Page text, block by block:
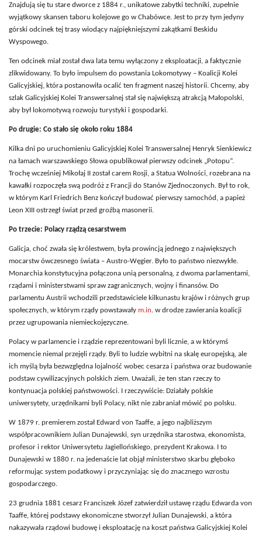
Znajdują się tu stare dworce z 1884 r., unikatowe zabytki techniki, zupełnie
wyjątkowy skansen taboru kolejowe go w Chabówce. Jest to przy tym jedyny
górski odcinek tej trasy wiodący najpiękniejszymi zakątkami Beskidu
Wyspowego.
Ten odcinek miał został dwa lata temu wyłączony z eksploatacji, a faktycznie
zlikwidowany. To było impulsem do powstania Lokomotywy – Koalicji Kolei
Galicyjskiej, która postanowiła ocalić ten fragment naszej historii. Chcemy, aby
szlak Galicyjskiej Kolei Transwersalnej stał się największą atrakcją Małopolski,
aby był lokomotywą rozwoju turystyki i gospodarki.
Po drugie: Co stało się około roku 1884
Kilka dni po uruchomieniu Galicyjskiej Kolei Transwersalnej Henryk Sienkiewicz
na łamach warszawskiego Słowa opublikował pierwszy odcinek „Potopu”.
Trochę wcześniej Mikołaj II został carem Rosji, a Statua Wolności, rozebrana na
kawałki rozpoczęła swą podróż z Francji do Stanów Zjednoczonych. Był to rok,
w którym Karl Friedrich Benz kończył budować pierwszy samochód , a papież
Leon XIII ostrzegł świat przed groźbą masonerii.
Po trzecie: Polacy rządzą cesarstwem
Galicja, choć zwała się królestwem, była prowincją jednego z największych
mocarstw ówczesnego świata – Austro-Węgier. Było to państwo niezwykłe.
Monarchia konstytucyjna połączona unią personalną, z dwoma parlamentami,
rządami i ministerstwami spraw zagranicznych, wojny i finansów. Do
parlamentu Austrii wchodzili przedstawiciele kilkunastu krajów i różnych grup
społecznych, w którym rządy powstawały m.in. w drodze zawierania koalicji
przez ugrupowania niemieckojęzyczne.
Polacy w parlamencie i rządzie reprezentowani byli licznie, a w którymś
momencie niemal przejęli rządy. Byli to ludzie wybitni na skalę europejską, ale
ich myślą była bezwzględna lojalność wobec cesarza i państwa oraz budowanie
podstaw cywilizacyjnych polskich ziem. Uważali, że ten stan rzeczy to
kontynuacja polskiej państwowości. I rzeczywiście: Działały polskie
uniwersytety, urzędnikami byli Polacy, nikt nie zabraniał mówić po polsku.
W 1879 r. premierem został Edward von Taaffe, a jego najbliższym
współpracownikiem Julian Dunajewski, syn urzędnika starostwa, ekonomista,
profesor i rektor Uniwersytetu Jagiellońskiego, prezydent Krakowa. I to
Dunajewski w 1880 r. na jedenaście lat objął ministerstwo skarbu głęboko
reformując system podatkowy i przyczyniając się do znacznego wzrostu
gospodarczego.
23 grudnia 1881 cesarz Franciszek Józef zatwierdził ustawę rządu Edwarda von
Taaffe, której podstawy ekonomiczne stworzył Julian Dunajewski, a która
nakazywała rządowi budowę i eksploatację na koszt państwa Galicyjskiej Kolei